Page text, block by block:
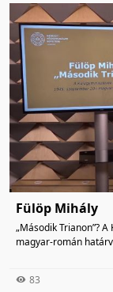
Fülöp Mihály
„Második Trianon”?
magyar-román
83